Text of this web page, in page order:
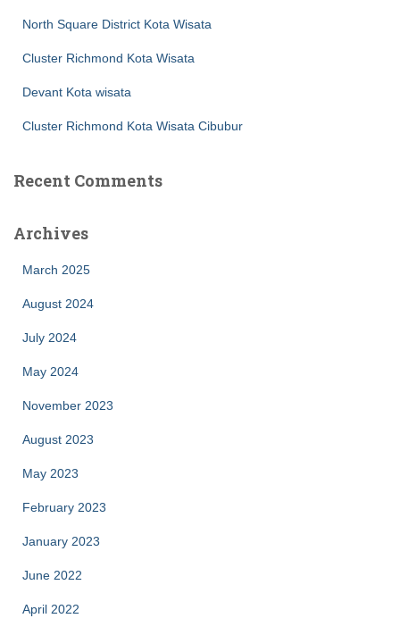
North Square District Kota Wisata
Cluster Richmond Kota Wisata
Devant Kota wisata
Cluster Richmond Kota Wisata Cibubur
Recent Comments
Archives
March 2025
August 2024
July 2024
May 2024
November 2023
August 2023
May 2023
February 2023
January 2023
June 2022
April 2022